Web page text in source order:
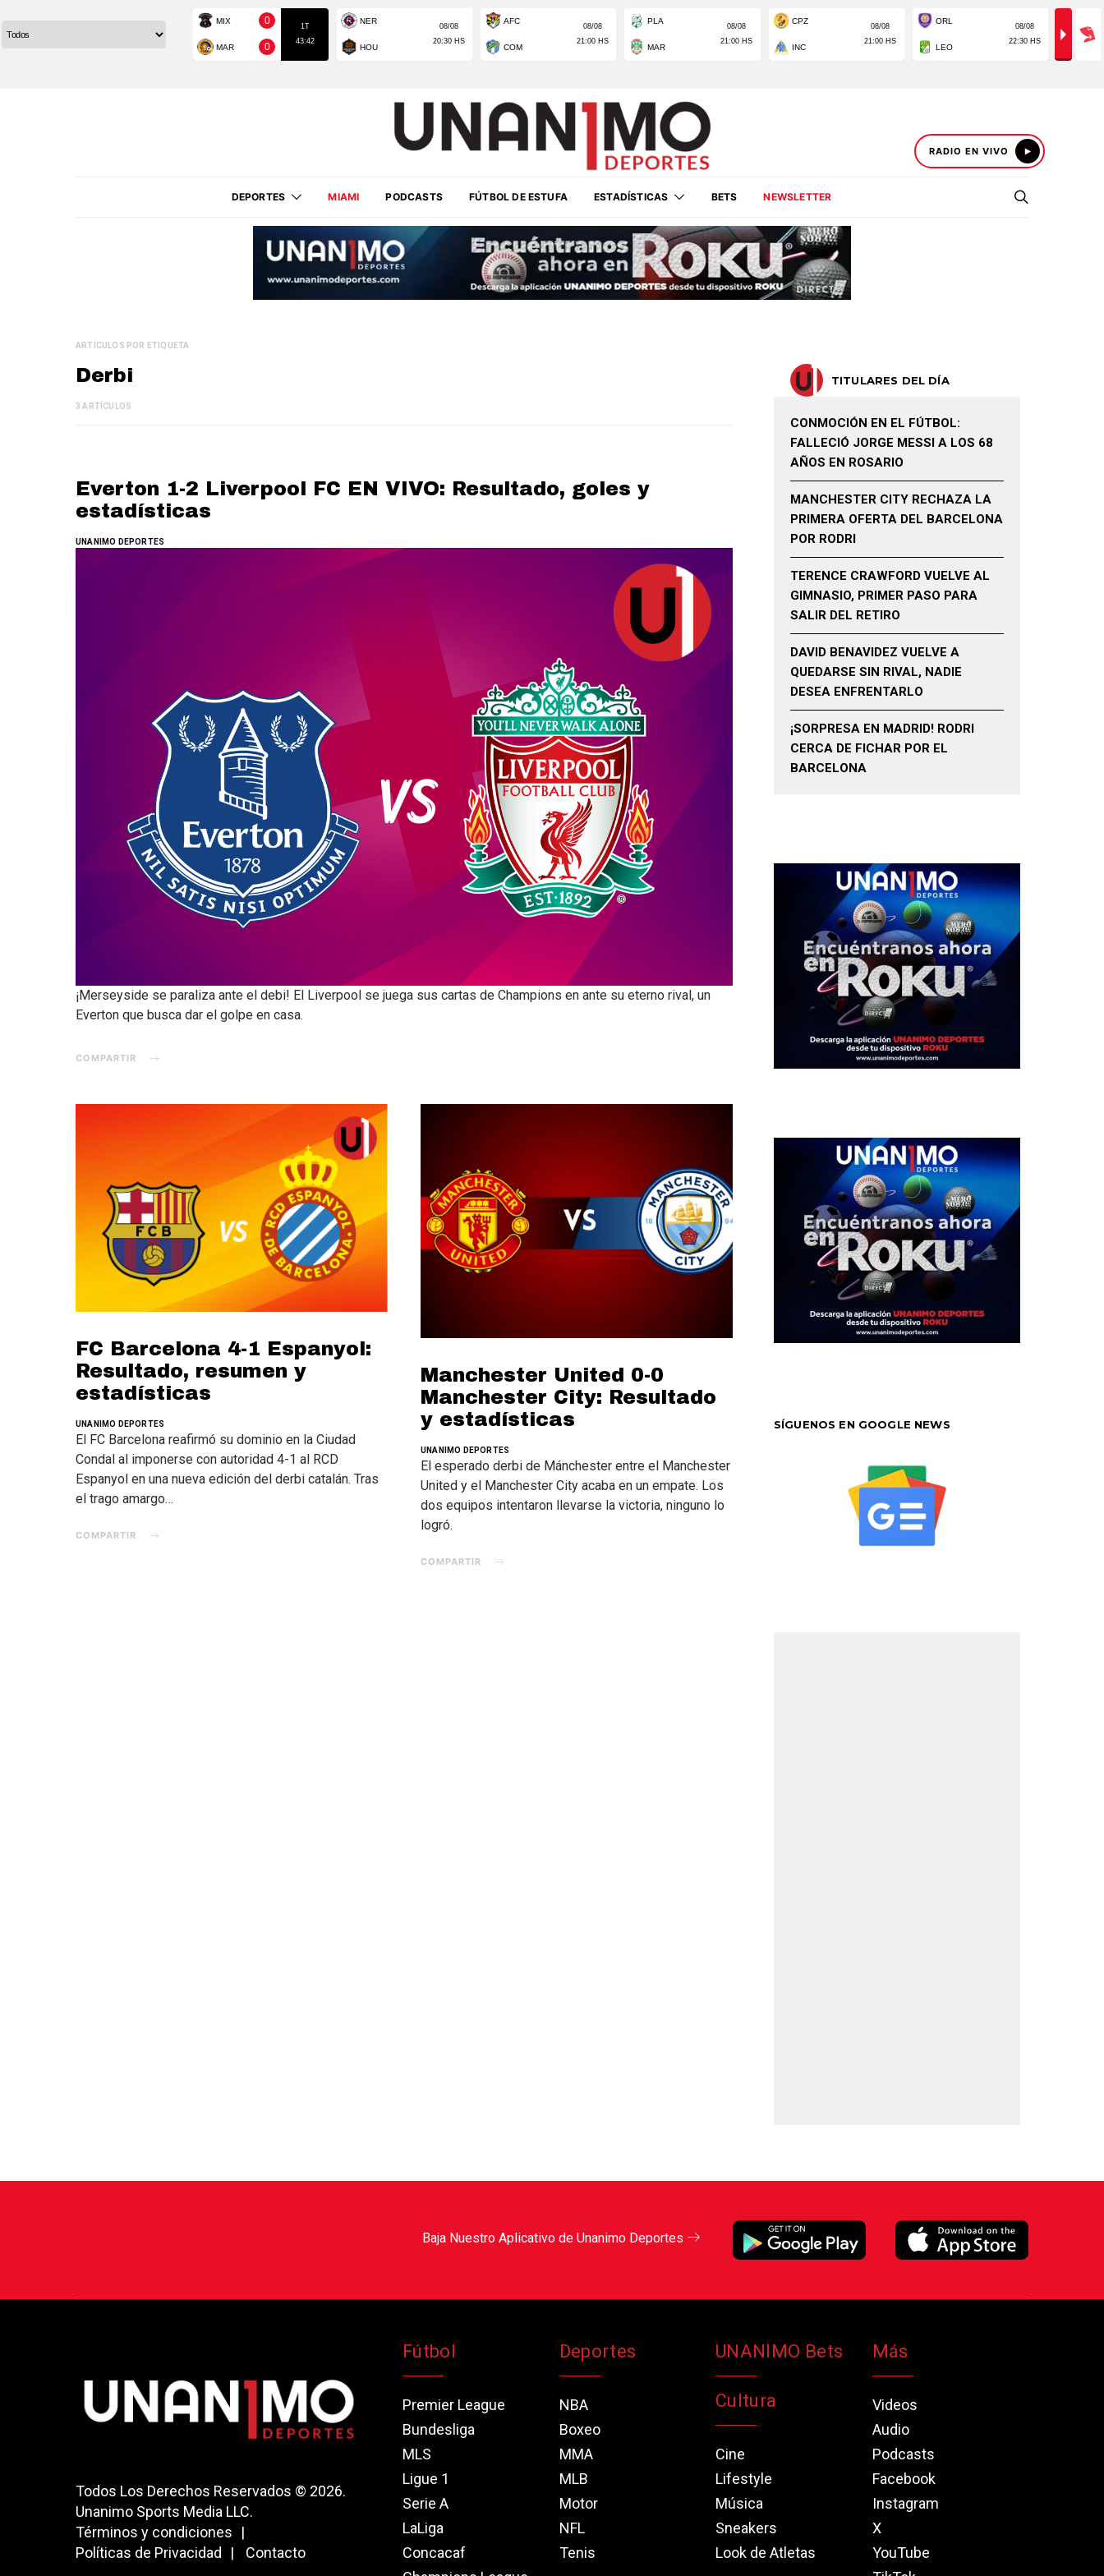
RADIO EN VIVO
DEPORTES MIAMI PODCASTS FÚTBOL DE ESTUFA ESTADÍSTICAS BETS NEWSLETTER
ARTÍCULOS POR ETIQUETA
Derbi
3 ARTÍCULOS
Everton 1-2 Liverpool FC EN VIVO: Resultado, goles y
estadísticas
UNANIMO DEPORTES
¡Merseyside se paraliza ante el debi! El Liverpool se juega sus cartas de Champions en ante su eterno rival, un
Everton que busca dar el golpe en casa.
COMPARTIR
FC Barcelona 4-1 Espanyol:
Resultado, resumen y
estadísticas
UNANIMO DEPORTES
El FC Barcelona reafirmó su dominio en la Ciudad
Condal al imponerse con autoridad 4-1 al RCD
Espanyol en una nueva edición del derbi catalán. Tras
el trago amargo…
COMPARTIR
Manchester United 0-0
Manchester City: Resultado
y estadísticas
UNANIMO DEPORTES
El esperado derbi de Mánchester entre el Manchester
United y el Manchester City acaba en un empate. Los
dos equipos intentaron llevarse la victoria, ninguno lo
logró.
COMPARTIR
TITULARES DEL DÍA
CONMOCIÓN EN EL FÚTBOL:
FALLECIÓ JORGE MESSI A LOS 68
AÑOS EN ROSARIO
MANCHESTER CITY RECHAZA LA
PRIMERA OFERTA DEL BARCELONA
POR RODRI
TERENCE CRAWFORD VUELVE AL
GIMNASIO, PRIMER PASO PARA
SALIR DEL RETIRO
DAVID BENAVIDEZ VUELVE A
QUEDARSE SIN RIVAL, NADIE
DESEA ENFRENTARLO
¡SORPRESA EN MADRID! RODRI
CERCA DE FICHAR POR EL
BARCELONA
SÍGUENOS EN GOOGLE NEWS
Baja Nuestro Aplicativo de Unanimo Deportes
Todos Los Derechos Reservados © 2026.
Unanimo Sports Media LLC.
Términos y condiciones
Políticas de Privacidad
Contacto
Fútbol
Premier League
Bundesliga
MLS
Ligue 1
Serie A
LaLiga
Concacaf
Deportes
NBA
Boxeo
MMA
MLB
Motor
NFL
Tenis
UNANIMO Bets
Cultura
Cine
Lifestyle
Música
Sneakers
Look de Atletas
Más
Videos
Audio
Podcasts
Facebook
Instagram
X
YouTube